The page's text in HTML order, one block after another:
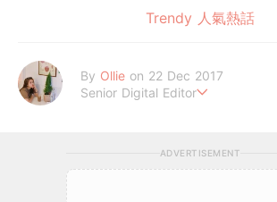
Trendy 人氣熱話
By Ollie on 22 Dec 2017
Senior Digital Editor
ADVERTISEMENT